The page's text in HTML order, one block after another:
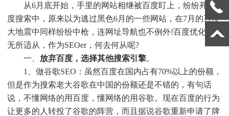
从6月底开始，手里的网站相继被百度盯上，纷纷死于百
度搜索中，原来以为逃过黑色6月的一些网站，在7月的百度
大地震中同样纷纷中枪，连网址导航也不例外!百度优化让人
无所适从，作为SEOer，何去何从呢?
一、 放弃百度，选择其他搜索引擎。
1、做谷歌SEO：虽然百度在国内占有70%以上的份额，
但是作为搜索老大谷歌在中国的份额还是不错的，有句话
说，不懂网络的用百度，懂网络的用谷歌。现在百度的行为
让更多的人转投了谷歌的阵营，而且据说谷歌重新申请了牌